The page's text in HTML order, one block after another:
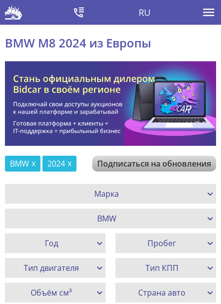
RU
BMW M8 2024 из Европы
BMW 2024 Подписаться на обновления
Марка
BMW
Год Пробег
Тип двигателя Тип КПП
Объём см³ Страна авто